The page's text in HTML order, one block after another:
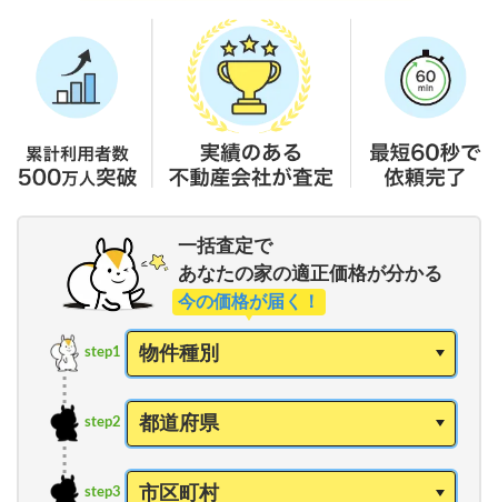
一括査定で
あなたの家の適正価格が分かる
今の価格が届く！
step1
step2
step3